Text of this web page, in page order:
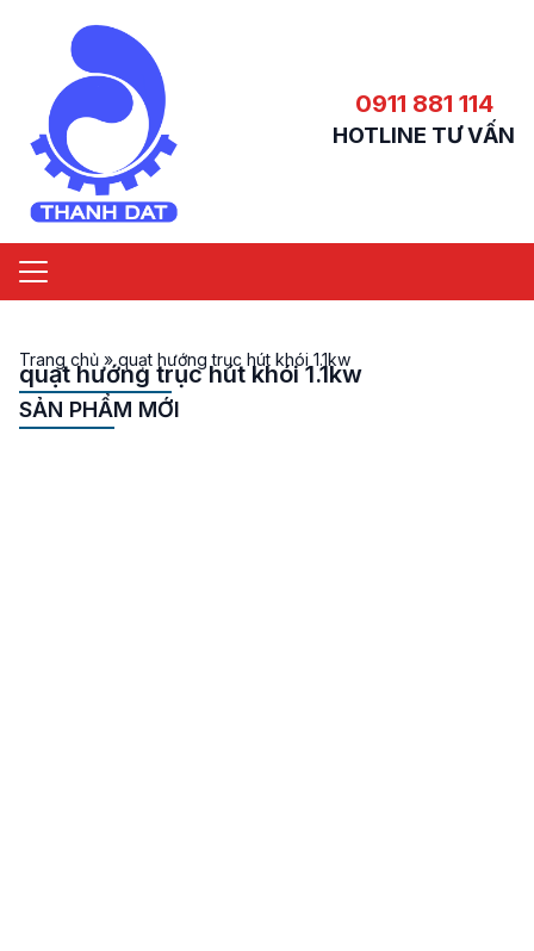
0911 881 114
HOTLINE TƯ VẤN
Trang chủ »quạt hướng trục hút khói 1.1kw
quạt hướng trục hút khói 1.1kw
SẢN PHẨM MỚI